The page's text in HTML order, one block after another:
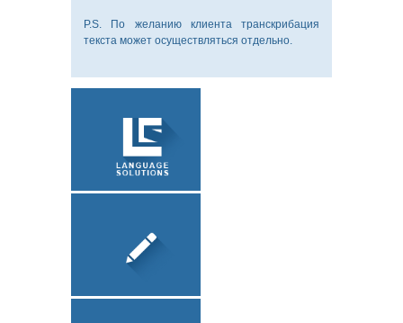
P.S. По желанию клиента транскрибация
текста может осуществляться отдельно.
УСТНЫЙ
ЗАВЕРЕНИЕ
ДОКУМЕНТОВ
ЛОКАЛИЗАЦИЯ
ПО